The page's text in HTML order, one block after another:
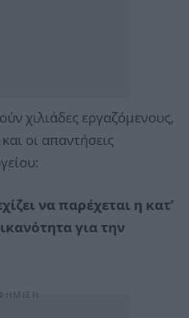
χιλιάδες εργαζόμενους,
οι απαντήσεις
να παρέχεται η κατ’
για την